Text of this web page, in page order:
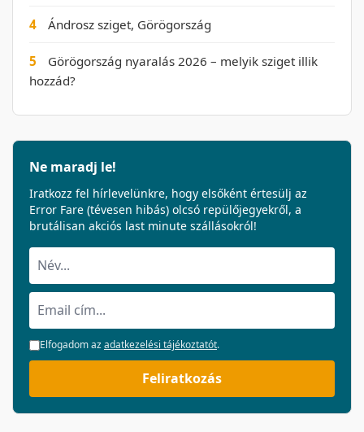
4 Ándrosz sziget, Görögország
5
Görögország nyaralás 2026 – melyik sziget illik
hozzád?
Ne maradj le!
Iratkozz fel hírlevelünkre, hogy elsőként értesülj az
Error Fare (tévesen hibás) olcsó repülőjegyekről, a
brutálisan akciós last minute szállásokról!
Elfogadom azadatkezelési tájékoztatót.
Feliratkozás